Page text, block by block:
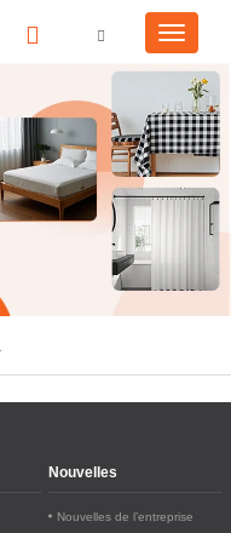
Nouvelles
Nouvelles de l’entreprise